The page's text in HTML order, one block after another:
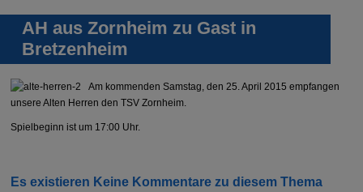
AH aus Zornheim zu Gast in
Bretzenheim
Am kommenden Samstag, den 25. April 2015 empfangen
unsere Alten Herren den TSV Zornheim.
Spielbeginn ist um 17:00 Uhr.
Es existieren Keine Kommentare zu diesem Thema